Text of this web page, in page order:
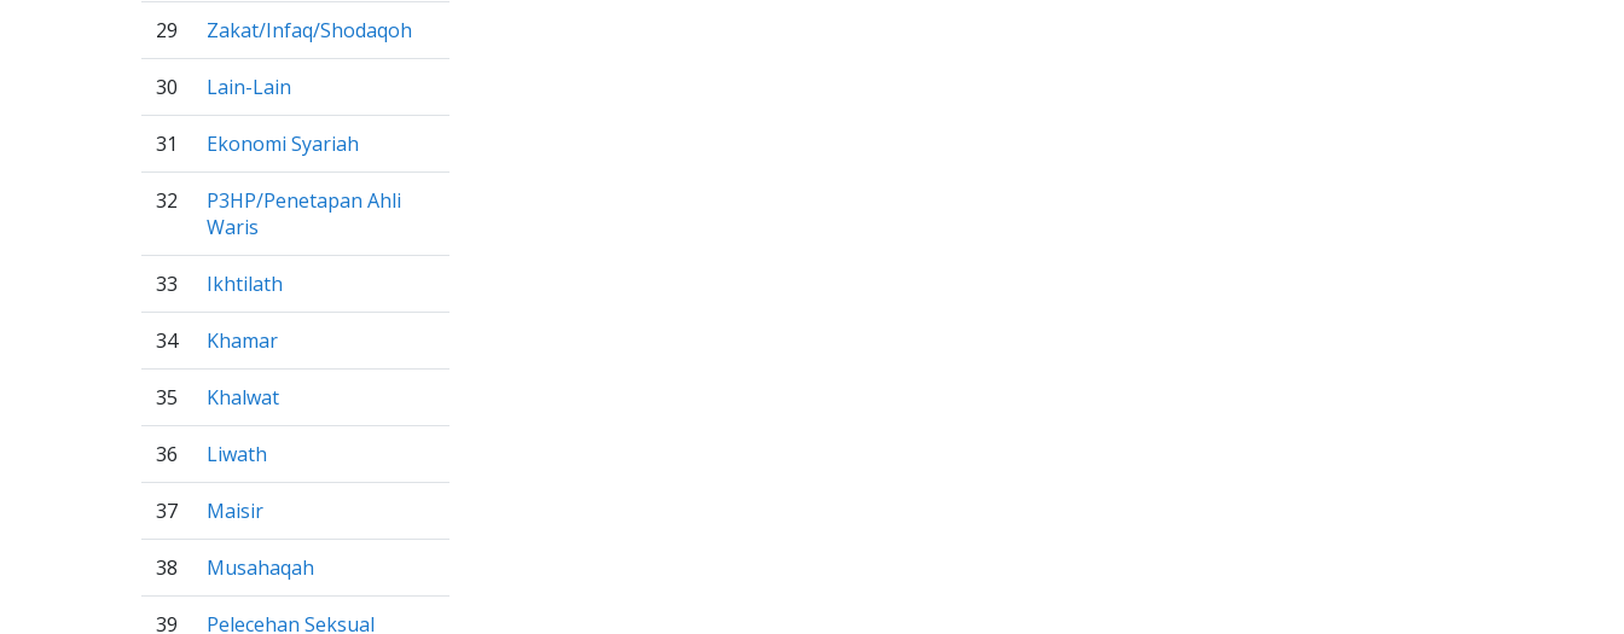
29 Zakat/Infaq/Shodaqoh
30 Lain-Lain
31 Ekonomi Syariah
32
P3HP/Penetapan Ahli
Waris
33 Ikhtilath
34 Khamar
35 Khalwat
36 Liwath
37 Maisir
38 Musahaqah
39 Pelecehan Seksual